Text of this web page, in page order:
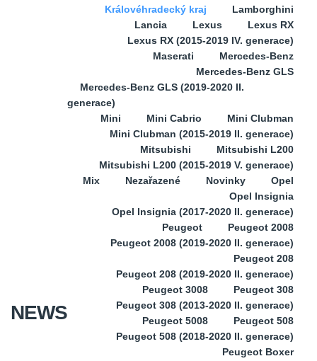
NEWS
Královéhradecký kraj
Lamborghini
Lancia
Lexus
Lexus RX
Lexus RX (2015-2019 IV. generace)
Maserati
Mercedes-Benz
Mercedes-Benz GLS
Mercedes-Benz GLS (2019-2020 II.
generace)
Mini
Mini Cabrio
Mini Clubman
Mini Clubman (2015-2019 II. generace)
Mitsubishi
Mitsubishi L200
Mitsubishi L200 (2015-2019 V. generace)
Mix
Nezařazené Novinky
Opel
Opel Insignia
Opel Insignia (2017-2020 II. generace)
Peugeot
Peugeot 2008
Peugeot 2008 (2019-2020 II. generace)
Peugeot 208
Peugeot 208 (2019-2020 II. generace)
Peugeot 3008
Peugeot 308
Peugeot 308 (2013-2020 II. generace)
Peugeot 5008
Peugeot 508
Peugeot 508 (2018-2020 II. generace)
Peugeot Boxer